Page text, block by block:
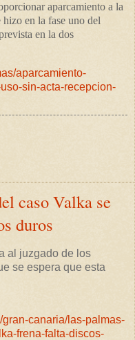
aparcamiento a la
hizo en la fase uno del
en la dos
aparcamiento-
sin-acta-recepcion-
caso Valka se
duros
al juzgado de los
se espera que esta
canaria/las-palmas-
frena-falta-discos-